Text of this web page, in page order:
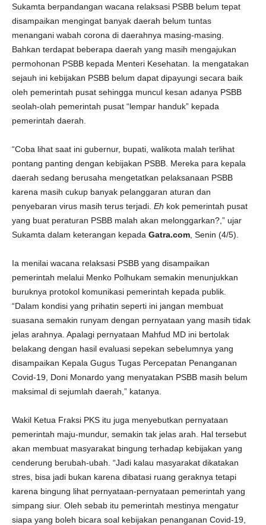
Sukamta berpandangan wacana relaksasi PSBB belum tepat
disampaikan mengingat banyak daerah belum tuntas
menangani wabah corona di daerahnya masing-masing.
Bahkan terdapat beberapa daerah yang masih mengajukan
permohonan PSBB kepada Menteri Kesehatan. Ia mengatakan
sejauh ini kebijakan PSBB belum dapat dipayungi secara baik
oleh pemerintah pusat sehingga muncul kesan adanya PSBB
seolah-olah pemerintah pusat “lempar handuk” kepada
pemerintah daerah.
“Coba lihat saat ini gubernur, bupati, walikota malah terlihat
pontang panting dengan kebijakan PSBB. Mereka para kepala
daerah sedang berusaha mengetatkan pelaksanaan PSBB
karena masih cukup banyak pelanggaran aturan dan
penyebaran virus masih terus terjadi. Eh kok pemerintah pusat
yang buat peraturan PSBB malah akan melonggarkan?,” ujar
Sukamta dalam keterangan kepada Gatra.com , Senin (4/5).
Ia menilai wacana relaksasi PSBB yang disampaikan
pemerintah melalui Menko Polhukam semakin menunjukkan
buruknya protokol komunikasi pemerintah kepada publik.
“Dalam kondisi yang prihatin seperti ini jangan membuat
suasana semakin runyam dengan pernyataan yang masih tidak
jelas arahnya. Apalagi pernyataan Mahfud MD ini bertolak
belakang dengan hasil evaluasi sepekan sebelumnya yang
disampaikan Kepala Gugus Tugas Percepatan Penanganan
Covid-19, Doni Monardo yang menyatakan PSBB masih belum
maksimal di sejumlah daerah,” katanya.
Wakil Ketua Fraksi PKS itu juga menyebutkan pernyataan
pemerintah maju-mundur, semakin tak jelas arah. Hal tersebut
akan membuat masyarakat bingung terhadap kebijakan yang
cenderung berubah-ubah. “Jadi kalau masyarakat dikatakan
stres, bisa jadi bukan karena dibatasi ruang geraknya tetapi
karena bingung lihat pernyataan-pernyataan pemerintah yang
simpang siur. Oleh sebab itu pemerintah mestinya mengatur
siapa yang boleh bicara soal kebijakan penanganan Covid-19,